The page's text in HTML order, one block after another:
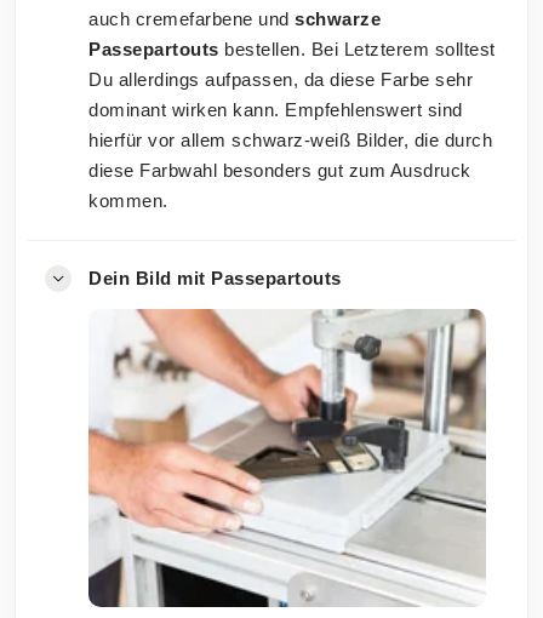
auch cremefarbene und schwarze
Passepartouts bestellen. Bei Letzterem solltest
Du allerdings aufpassen, da diese Farbe sehr
dominant wirken kann. Empfehlenswert sind
hierfür vor allem schwarz-weiß Bilder, die durch
diese Farbwahl besonders gut zum Ausdruck
kommen.
Dein Bild mit Passepartouts